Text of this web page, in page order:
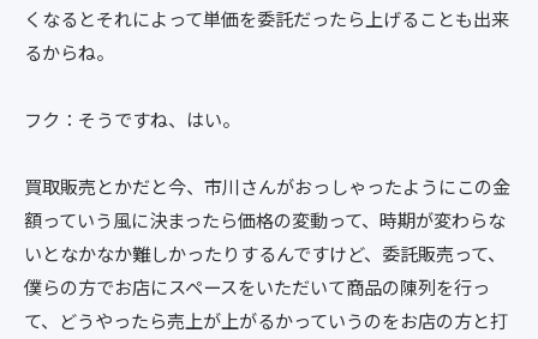
くなるとそれによって単価を委託だったら上げることも出来
るからね。
フク：そうですね、はい。
買取販売とかだと今、市川さんがおっしゃったようにこの金
額っていう風に決まったら価格の変動って、時期が変わらな
いとなかなか難しかったりするんですけど、委託販売って、
僕らの方でお店にスペースをいただいて商品の陳列を行っ
て、どうやったら売上が上がるかっていうのをお店の方と打